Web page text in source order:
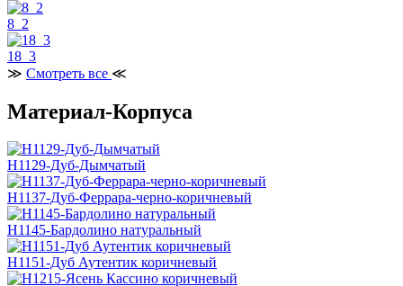
8_2
18_3
≫ Смотреть все ≪
Материал-Корпуса
H1129-Дуб-Дымчатый
H1137-Дуб-Феррара-черно-коричневый
H1145-Бардолино натуральный
H1151-Дуб Аутентик коричневый